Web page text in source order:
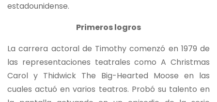
estadounidense.
Primeros logros
La carrera actoral de Timothy comenzó en 1979 de
las representaciones teatrales como A Christmas
Carol y Thidwick The Big-Hearted Moose en las
cuales actuó en varios teatros. Probó su talento en